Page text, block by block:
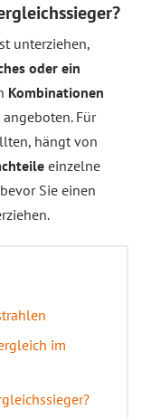
unterziehen,
oder ein
Kombinationen
Für
hängt von
einzelne
Sie einen
im